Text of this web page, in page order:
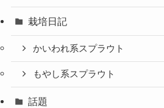
栽培日記
かいわれ系スプラウト
もやし系スプラウト
話題